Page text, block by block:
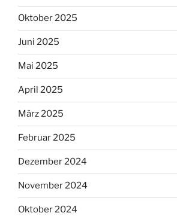
Oktober 2025
Juni 2025
Mai 2025
April 2025
März 2025
Februar 2025
Dezember 2024
November 2024
Oktober 2024